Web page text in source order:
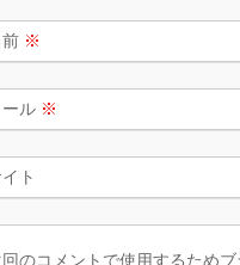
※
ール ※
ト
回のコメントで使用するため